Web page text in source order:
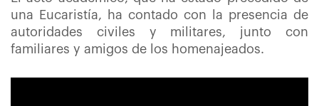
una Eucaristía, ha contado con la presencia de
autoridades civiles y militares, junto con
familiares y amigos de los homenajeados.